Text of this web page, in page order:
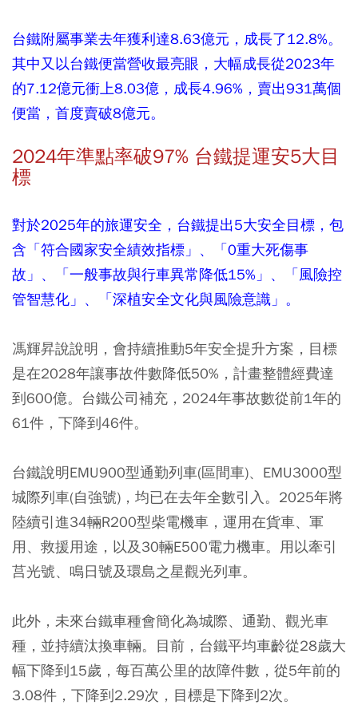
台鐵附屬事業去年獲利達8.63億元，成長了12.8%。
其中又以台鐵便當營收最亮眼，大幅成長從2023年
的7.12億元衝上8.03億，成長4.96%，賣出931萬個
便當，首度賣破8億元。
2024年準點率破97% 台鐵提運安5大目
標
對於2025年的旅運安全，台鐵提出5大安全目標，包
含「符合國家安全績效指標」、「0重大死傷事
故」、「一般事故與行車異常降低15%」、「風險控
管智慧化」、「深植安全文化與風險意識」。
馮輝昇說說明，會持續推動5年安全提升方案，目標
是在2028年讓事故件數降低50%，計畫整體經費達
到600億。台鐵公司補充，2024年事故數從前1年的
61件，下降到46件。
台鐵說明EMU900型通勤列車(區間車)、EMU3000型
城際列車(自強號)，均已在去年全數引入。2025年將
陸續引進34輛R200型柴電機車，運用在貨車、軍
用、救援用途，以及30輛E500電力機車。用以牽引
莒光號、鳴日號及環島之星觀光列車。
此外，未來台鐵車種會簡化為城際、通勤、觀光車
種，並持續汰換車輛。目前，台鐵平均車齡從28歲大
幅下降到15歲，每百萬公里的故障件數，從5年前的
3.08件，下降到2.29次，目標是下降到2次。